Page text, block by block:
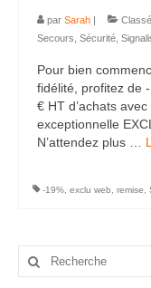
par Sarah |
Secours Sécurité
Pour bien
fidélité, profitez de
€ HT d’achats
exceptionnelle
N’attendez plus …
-19% exclu web remise
Rechercher